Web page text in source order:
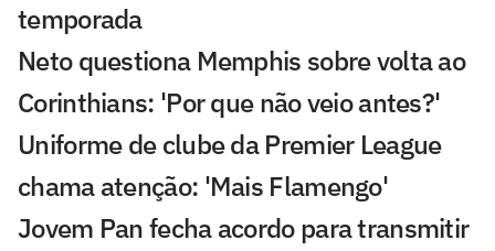
temporada
Neto questiona Memphis sobre volta ao
Corinthians: 'Por que não veio antes?'
Uniforme de clube da Premier League
chama atenção: 'Mais Flamengo'
Jovem Pan fecha acordo para transmitir